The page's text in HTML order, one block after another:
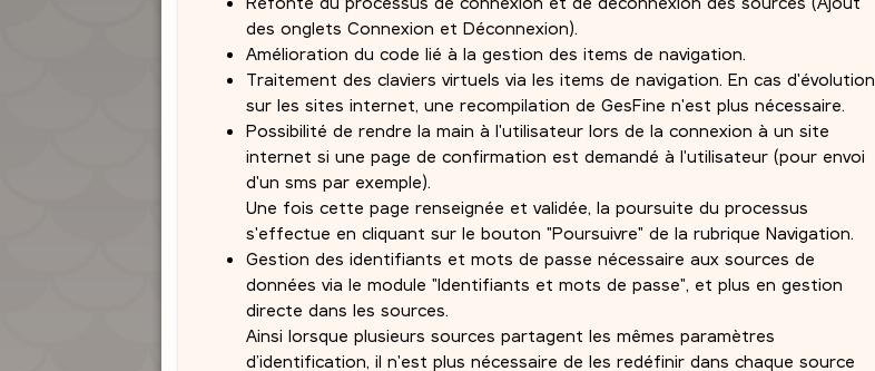
des onglets Connexion et Déconnexion).
Amélioration du code lié à la gestion des items de navigation.
Traitement des claviers virtuels via les items de navigation. En cas d'évolution
sur les sites internet, une recompilation de GesFine n'est plus nécessaire.
Possibilité de rendre la main à l'utilisateur lors de la connexion à un site
internet si une page de confirmation est demandé à l'utilisateur (pour envoi
d'un sms par exemple).
Une fois cette page renseignée et validée, la poursuite du processus
s'effectue en cliquant sur le bouton "Poursuivre" de la rubrique Navigation.
Gestion des identifiants et mots de passe nécessaire aux sources de
données via le module "Identifiants et mots de passe", et plus en gestion
directe dans les sources.
Ainsi lorsque plusieurs sources partagent les mêmes paramètres
d’identification, il n'est plus nécessaire de les redéfinir dans chaque source